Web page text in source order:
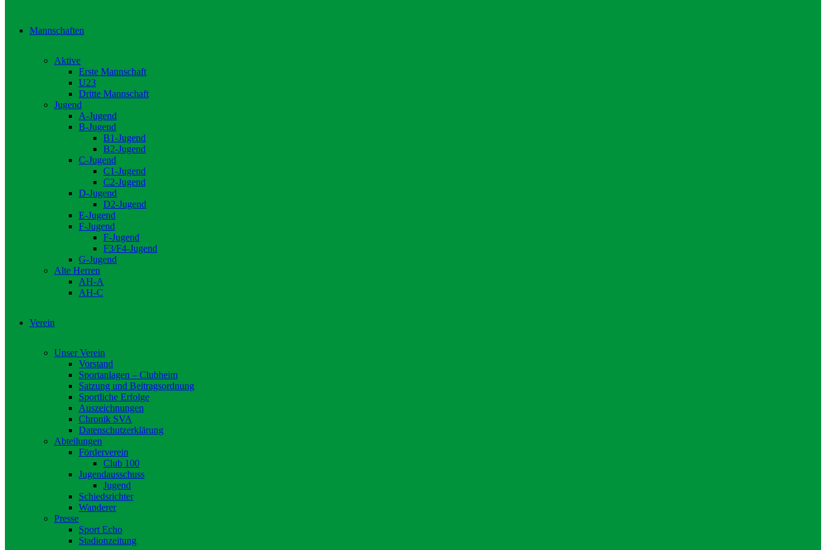
Mannschaften
Aktive
Erste Mannschaft
U23
Dritte Mannschaft
Jugend
A-Jugend
B-Jugend
B1-Jugend
B2-Jugend
C-Jugend
C1-Jugend
C2-Jugend
D-Jugend
D2-Jugend
E-Jugend
F-Jugend
F-Jugend
F3/F4-Jugend
G-Jugend
Alte Herren
AH-A
AH-C
Verein
Unser Verein
Vorstand
Sportanlagen – Clubheim
Satzung und Beitragsordnung
Sportliche Erfolge
Auszeichnungen
Chronik SVA
Datenschutzerklärung
Abteilungen
Förderverein
Club 100
Jugendausschuss
Jugend
Schiedsrichter
Wanderer
Presse
Sport Echo
Stadionzeitung